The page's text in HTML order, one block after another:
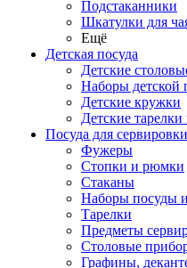
Подстаканники
Шкатулки для
Ещё
Детская посуда
Детские
Наборы детской
Детские кружки
Детские
Посуда для сервировки
Фужеры
Стопки и рюмки
Стаканы
Наборы посуды
Тарелки
Предметы
Столовые
Графины,